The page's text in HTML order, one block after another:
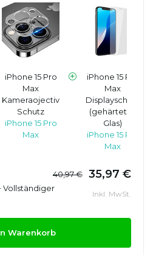
iPhone 15 Pro
Max
Kameraojectiv
Schutz
iPhone 15 Pro
Max
iPhone 15 Pro
Max
Displayschutz
(gehärtetes
Glas)
iPhone 15 Pro
Max
40,97 € 35,97 €
Vollständiger
Inkl. MwSt.
Warenkorb